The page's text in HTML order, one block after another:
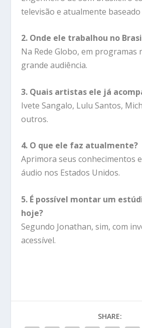
televisão e atualmente baseado
2. Onde ele trabalhou no
Na Rede Globo, em programas
grande audiência.
3. Quais artistas ele já
Ivete Sangalo, Lulu Santos,
outros.
4. O que ele faz atualmente?
Aprimora seus conhecimentos
áudio nos Estados Unidos.
5. É possível montar um
hoje?
Segundo Jonathan, sim, com
acessível.
SHARE: